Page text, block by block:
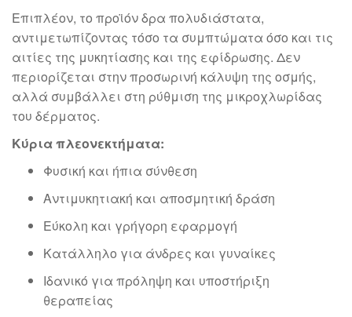
Επιπλέον, το προϊόν δρα πολυδιάστατα,
αντιμετωπίζοντας τόσο τα συμπτώματα όσο και τις
αιτίες της μυκητίασης και της εφίδρωσης. Δεν
περιορίζεται στην προσωρινή κάλυψη της οσμής,
αλλά συμβάλλει στη ρύθμιση της μικροχλωρίδας
του δέρματος.
Κύρια πλεονεκτήματα:
Φυσική και ήπια σύνθεση
Αντιμυκητιακή και αποσμητική δράση
Εύκολη και γρήγορη εφαρμογή
Κατάλληλο για άνδρες και γυναίκες
Ιδανικό για πρόληψη και υποστήριξη
θεραπείας